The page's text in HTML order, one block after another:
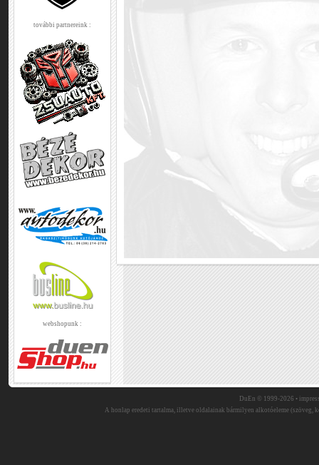
további partnereink :
webshopunk :
DuEn © 1999-2026 •
A honlap eredeti tartalma, illetve oldalainak bármilyen alkotóeleme (szöveg,